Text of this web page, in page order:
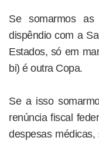
Se somarmos
dispêndio com a
Estados, só em
bi) é outra Copa.
Se a isso
renúncia fiscal
despesas